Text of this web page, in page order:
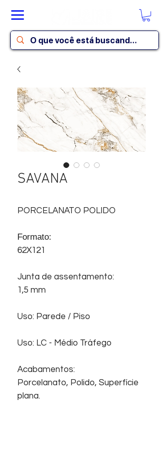
SAVANA
PORCELANATO POLIDO
Formato:
62X121
Junta de assentamento:
1,5 mm
Uso: Parede / Piso
Uso: LC - Médio Tráfego
Acabamentos:
Porcelanato, Polido, Superfície
plana.